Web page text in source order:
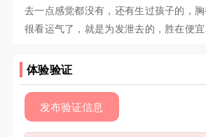
去一点感觉都没有，还有生过孩子的，
很看运气了，就是为发泄去的，胜在便
体验验证
发布验证信息